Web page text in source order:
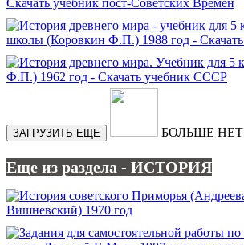
ЗАГРУЗИТЬ ЕЩЕ БОЛЬШЕ НЕТ
Еще из раздела - ИСТОРИЯ